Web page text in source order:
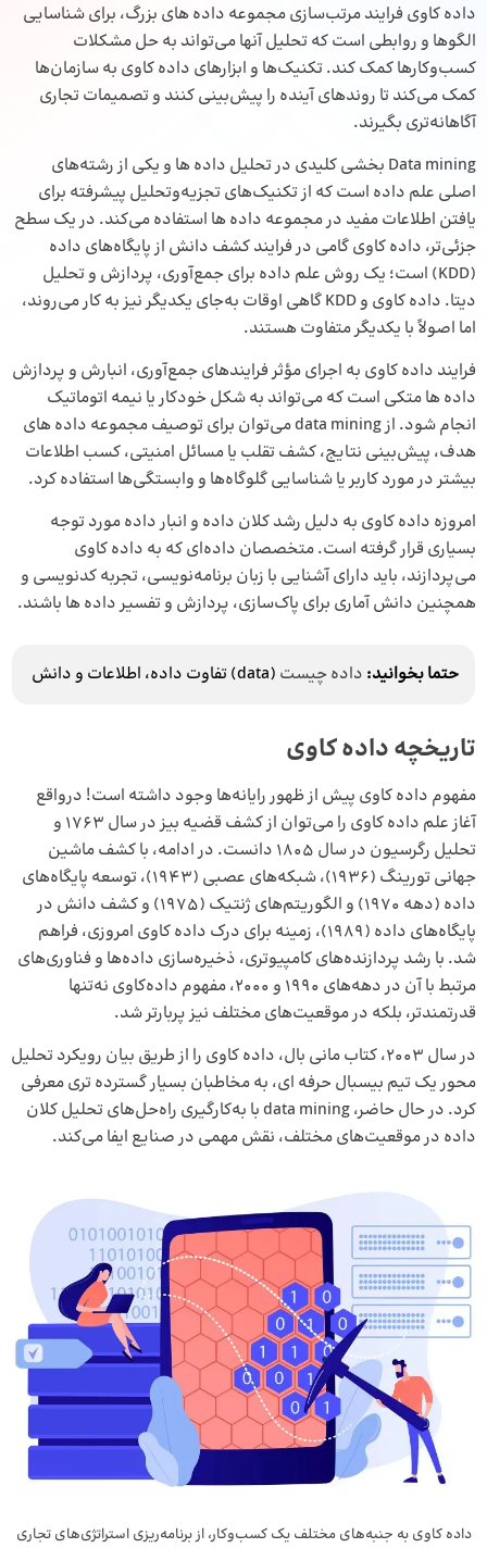
داده کاوی فرایند مرتب‌سازی مجموعه داده های بزرگ، برای شناسایی
الگوها و روابطی است که تحلیل آنها می‌تواند به حل مشکلات
کسب‌وکارها کمک کند. تکنیک‌ها و ابزارهای داده کاوی به سازمان‌ها
کمک می‌کند تا روندهای آینده را پیش‌بینی کنند و تصمیمات تجاری
آگاهانه‌تری بگیرند.
Data mining بخشی کلیدی در تحلیل داده ها و یکی از رشته‌های
اصلی علم داده است که از تکنیک‌های تجزیه‌وتحلیل پیشرفته برای
یافتن اطلاعات مفید در مجموعه داده ها استفاده می‌کند. در یک سطح
جزئی‌تر، داده کاوی گامی در فرایند کشف دانش از پایگاه‌های داده
(KDD) است؛ یک روش علم داده برای جمع‌آوری، پردازش و تحلیل
دیتا. داده کاوی و KDD گاهی اوقات به‌جای یکدیگر نیز به کار می‌روند،
اما اصولاً با یکدیگر متفاوت هستند.
فرایند داده کاوی به اجرای مؤثر فرایندهای جمع‌آوری، انبارش و پردازش
داده ها متکی است که می‌تواند به شکل خودکار یا نیمه اتوماتیک
انجام شود. از data mining می‌توان برای توصیف مجموعه داده های
هدف، پیش‌بینی نتایج، کشف تقلب یا مسائل امنیتی، کسب اطلاعات
بیشتر در مورد کاربر یا شناسایی گلوگاه‌ها و وابستگی‌ها استفاده کرد.
امروزه داده کاوی به دلیل رشد کلان داده و انبار داده مورد توجه
بسیاری قرار گرفته است. متخصصان داده‌ای که به داده کاوی
می‌پردازند، باید دارای آشنایی با زبان برنامه‌نویسی، تجربه کدنویسی و
همچنین دانش آماری برای پاک‌سازی، پردازش و تفسیر داده ها باشند.
حتما بخوانید: داده چیست (data) تفاوت داده، اطلاعات و دانش
تاریخچه داده کاوی
مفهوم داده کاوی پیش از ظهور رایانه‌ها وجود داشته است! درواقع
آغاز علم داده کاوی را می‌توان از کشف قضیه بیز در سال 1763 و
تحلیل رگرسیون در سال 1805 دانست. در ادامه، با کشف ماشین
جهانی تورینگ (1936)، شبکه‌های عصبی (1943)، توسعه پایگاه‌های
داده (دهه 1970) و الگوریتم‌های ژنتیک (1975) و کشف دانش در
پایگاه‌های داده (1989)، زمینه برای درک داده کاوی امروزی، فراهم
شد. با رشد پردازنده‌های کامپیوتری، ذخیره‌سازی داده‌ها و فناوری‌های
مرتبط با آن در دهه‌های 1990 و 2000، مفهوم داده‌کاوی نه‌تنها
قدرتمندتر، بلکه در موقعیت‌های مختلف نیز پربارتر شد.
در سال 2003، کتاب مانی بال، داده کاوی را از طریق بیان رویکرد تحلیل
محور یک تیم بیسبال حرفه ای، به مخاطبان بسیار گسترده تری معرفی
کرد. در حال حاضر، data mining با به‌کارگیری راه‌حل‌های تحلیل کلان
داده در موقعیت‌های مختلف، نقش مهمی در صنایع ایفا می‌کند.
داده کاوی به جنبه‌های مختلف یک کسب‌وکار، از برنامه‌ریزی استراتژی‌های تجاری